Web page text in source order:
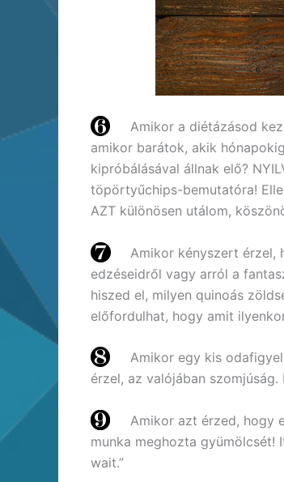
Amikor a diétázásod
amikor barátok, akik
kipróbálásával állnak elő?
töpörtyűchips-bemutatóra!
AZT különösen utálom,
Amikor kényszert érzel,
edzéseidről vagy arról a
hiszed el, milyen quinoás
előfordulhat, hogy amit
Amikor egy kis
érzel, az valójában
Amikor azt érzed, hogy
munka meghozta gyümölcsét!
wait.”